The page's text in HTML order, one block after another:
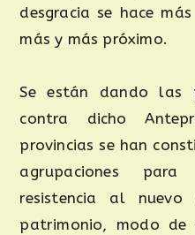
desgracia se hace
más y más próximo.
Se están dando las
contra dicho
provincias se han
agrupaciones
resistencia al
patrimonio, modo de